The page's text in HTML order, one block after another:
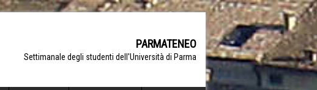
PARMATENEO
Settimanale degli studenti dell'Università di Parma